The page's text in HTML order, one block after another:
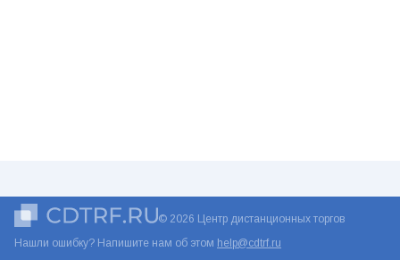
© 2026 Центр дистанционных торгов
Нашли ошибку? Напишите нам об этом help@cdtrf.ru